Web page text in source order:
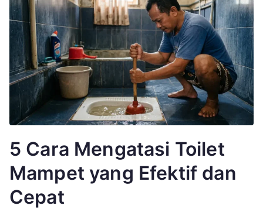
5 Cara Mengatasi Toilet
Mampet yang Efektif dan
Cepat